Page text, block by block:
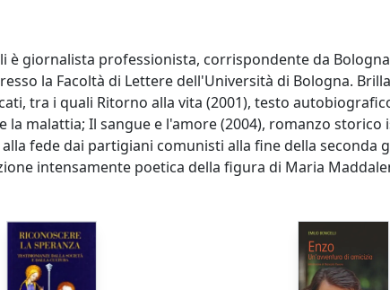
è giornalista professionista, corrispondente da
la Facoltà di Lettere dell'Università di Bologna.
tra i quali Ritorno alla vita (2001), testo
la malattia; Il sangue e l'amore (2004), romanzo
fede dai partigiani comunisti alla fine della seconda
intensamente poetica della figura di Maria